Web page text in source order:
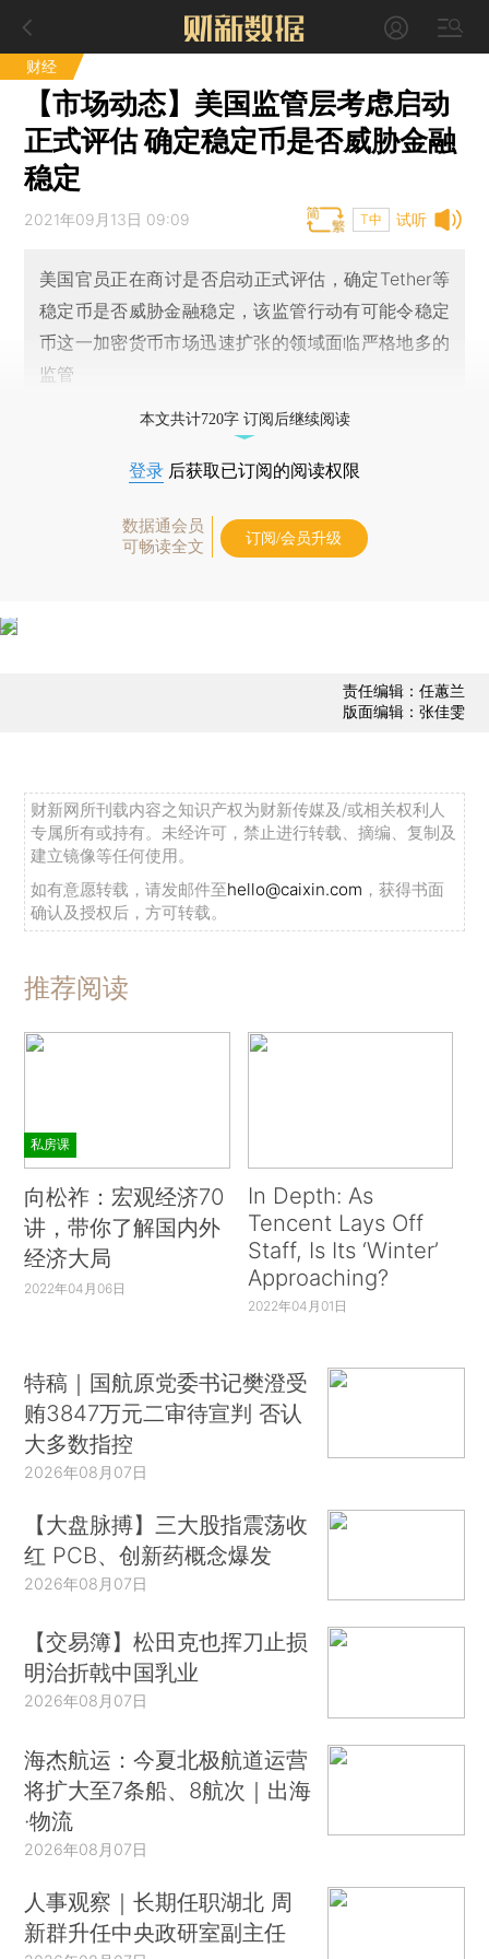
财经
【市场动态】美国监管层考虑启动
正式评估 确定稳定币是否威胁金融
稳定
试听
2021年09月13日 09:09 T中
美国官员正在商讨是否启动正式评估，确定Tether等
稳定币是否威胁金融稳定，该监管行动有可能令稳定
币这一加密货币市场迅速扩张的领域面临严格地多的
监管
本文共计720字 订阅后继续阅读
登录 后获取已订阅的阅读权限
数据通会员
可畅读全文
订阅/会员升级
责任编辑：任蕙兰
版面编辑：张佳雯
财新网所刊载内容之知识产权为财新传媒及/或相关权利人
专属所有或持有。未经许可，禁止进行转载、摘编、复制及
建立镜像等任何使用。
如有意愿转载，请发邮件至hello@caixin.com ，获得书面
确认及授权后，方可转载。
推荐阅读
私房课
向松祚：宏观经济70
讲，带你了解国内外
经济大局
2022年04月06日
In Depth: As
Tencent Lays Off
Staff, Is Its ‘Winter’
Approaching?
2022年04月01日
特稿｜国航原党委书记樊澄受
贿3847万元二审待宣判 否认
大多数指控
2026年08月07日
【大盘脉搏】三大股指震荡收
红 PCB、创新药概念爆发
2026年08月07日
【交易簿】松田克也挥刀止损
明治折戟中国乳业
2026年08月07日
海杰航运：今夏北极航道运营
将扩大至7条船、8航次｜出海
·物流
2026年08月07日
人事观察｜长期任职湖北 周
新群升任中央政研室副主任